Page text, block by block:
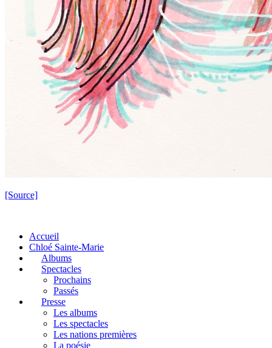
[Source]
Accueil
Chloé Sainte-Marie
Albums
Spectacles
Prochains
Passés
Presse
Les albums
Les spectacles
Les nations premières
La poésie